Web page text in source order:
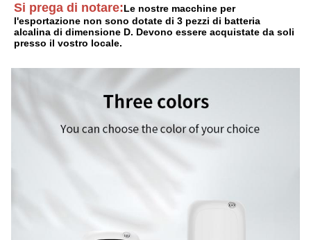
Si prega di notare:Le nostre macchine per
l'esportazione non sono dotate di 3 pezzi di batteria
alcalina di dimensione D. Devono essere acquistate da soli
presso il vostro locale.